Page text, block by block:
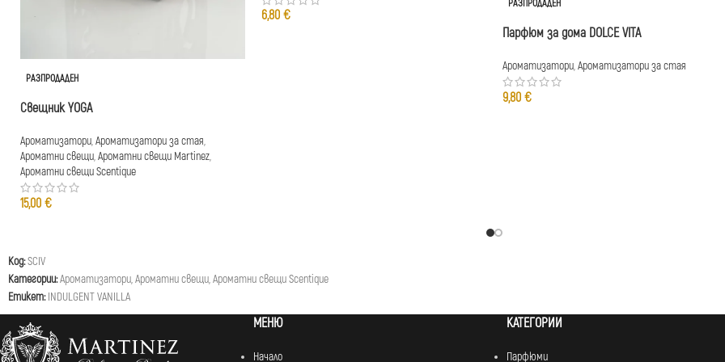
РАЗПРОДАДЕН
Свещник YOGA
Ароматизатори,Ароматизатори за стая,
Ароматни свещи,Ароматни свещи Martinez,
Ароматни свещи Scentique
15,00 €
6,80 €
РАЗПРОДАДЕН
Парфюм за дома DOLCE VITA
Ароматизатори,Ароматизатори за стая
9,80 €
Код:SCIV
Категории:Ароматизатори,Ароматни свещи,Ароматни свещи Scentique
Етикет: INDULGENT VANILLA
МЕНЮ
Начало
КАТЕГОРИИ
Парфюми